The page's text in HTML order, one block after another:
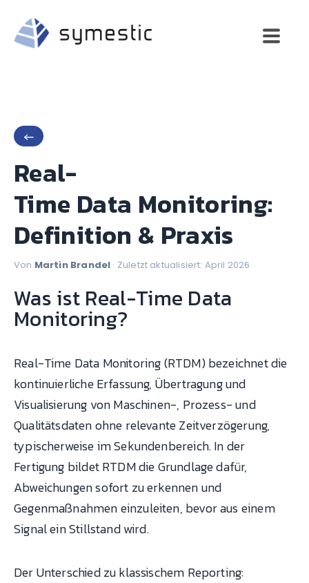
←
Real-
Time Data Monitoring:
Definition & Praxis
Von Martin Brandel · Zuletzt aktualisiert: April 2026
Was ist Real-Time Data
Monitoring?
Real-Time Data Monitoring (RTDM) bezeichnet die
kontinuierliche Erfassung, Übertragung und
Visualisierung von Maschinen-, Prozess- und
Qualitätsdaten ohne relevante Zeitverzögerung,
typischerweise im Sekundenbereich. In der
Fertigung bildet RTDM die Grundlage dafür,
Abweichungen sofort zu erkennen und
Gegenmaßnahmen einzuleiten, bevor aus einem
Signal ein Stillstand wird.
Der Unterschied zu klassischem Reporting: